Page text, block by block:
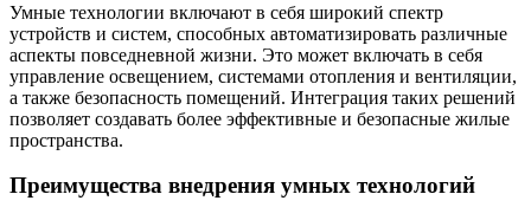
Умные технологии включают в себя широкий спектр
устройств и систем, способных автоматизировать различные
аспекты повседневной жизни. Это может включать в себя
управление освещением, системами отопления и вентиляции,
а также безопасность помещений. Интеграция таких решений
позволяет создавать более эффективные и безопасные жилые
пространства.
Преимущества внедрения умных технологий